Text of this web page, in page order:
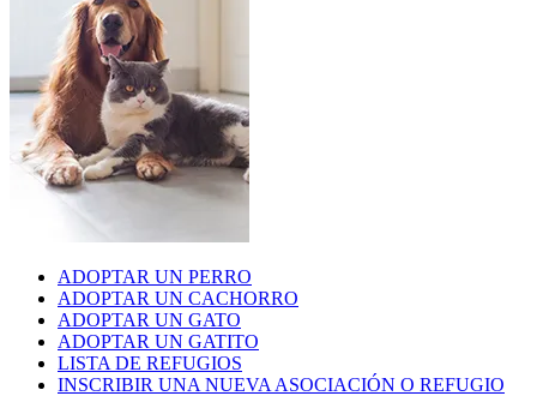
ADOPTAR UN PERRO
ADOPTAR UN CACHORRO
ADOPTAR UN GATO
ADOPTAR UN GATITO
LISTA DE REFUGIOS
INSCRIBIR UNA NUEVA ASOCIACIÓN O REFUGIO